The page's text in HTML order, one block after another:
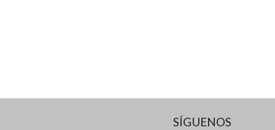
SÍGUENOS